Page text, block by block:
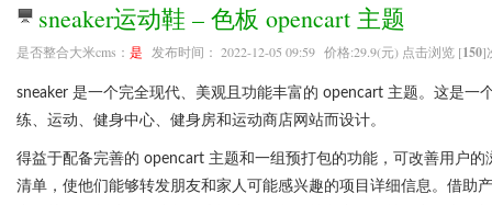
sneaker运动鞋 – 色板 opencart 主题
是否整合大米cms： 是 发布时间： 2022-12-05 09:59 价格:29.9(元) 点击浏览 [150]
sneaker 是一个完全现代、美观且功能丰富的 opencart 主题。这是
练、运动、健身中心、健身房和运动商店网站而设计。
得益于配备完善的 opencart 主题和一组预打包的功能，可改善用户
清单，使他们能够转发朋友和家人可能感兴趣的项目详细信息。借助